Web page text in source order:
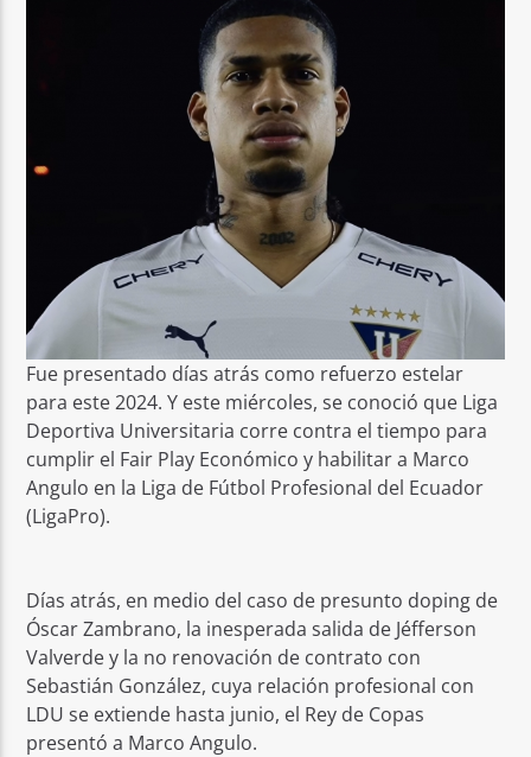
Fue presentado días atrás como refuerzo estelar
para este 2024. Y este miércoles, se conoció que Liga
Deportiva Universitaria corre contra el tiempo para
cumplir el Fair Play Económico y habilitar a Marco
Angulo en la Liga de Fútbol Profesional del Ecuador
(LigaPro).
Días atrás, en medio del caso de presunto doping de
Óscar Zambrano, la inesperada salida de Jéfferson
Valverde y la no renovación de contrato con
Sebastián González, cuya relación profesional con
LDU se extiende hasta junio, el Rey de Copas
presentó a Marco Angulo.